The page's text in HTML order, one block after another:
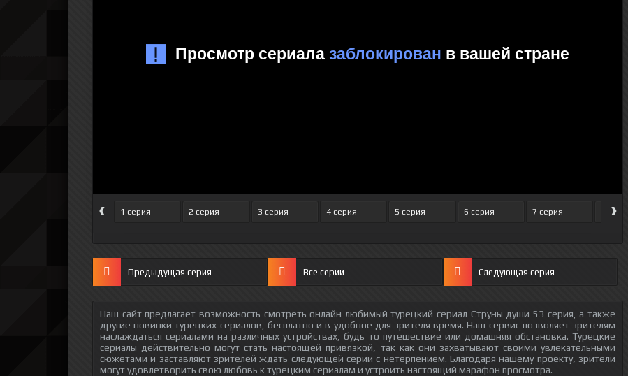
‹ 1 серия 2 серия 3 серия 4 серия 5 серия 6 серия 7 серия 8 серия
›
Предыдущая серия Все серии Следующая серия
Наш сайт предлагает возможность смотреть онлайн любимый турецкий сериал Струны души 53 серия, а также
другие новинки турецких сериалов, бесплатно и в удобное для зрителя время. Наш сервис позволяет зрителям
наслаждаться сериалами на различных устройствах, будь то путешествие или домашняя обстановка. Турецкие
сериалы действительно могут стать настоящей привязкой, так как они захватывают своими увлекательными
сюжетами и заставляют зрителей ждать следующей серии с нетерпением. Благодаря нашему проекту, зрители
могут удовлетворить свою любовь к турецким сериалам и устроить настоящий марафон просмотра.